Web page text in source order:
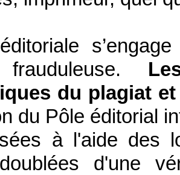
éditoriale
frauduleuse.
du plagiat
du Pôle éditorial
à l'aide des
d'une